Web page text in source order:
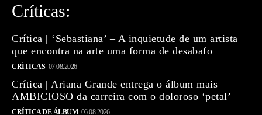
Críticas:
Crítica | ‘Sebastiana’ – A inquietude de um artista
que encontra na arte uma forma de desabafo
CRÍTICAS 07.08.2026
Crítica | Ariana Grande entrega o álbum mais
AMBICIOSO da carreira com o doloroso ‘petal’
CRÍTICA DE ÁLBUM 06.08.2026